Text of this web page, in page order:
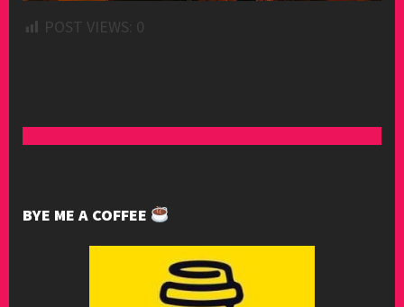
POST VIEWS: 0
BYE ME A COFFEE